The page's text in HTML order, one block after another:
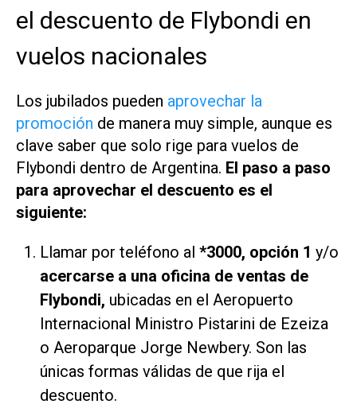
el descuento de Flybondi en
vuelos nacionales
Los jubilados pueden aprovechar la
promoción de manera muy simple, aunque es
clave saber que solo rige para vuelos de
Flybondi dentro de Argentina. El paso a paso
para aprovechar el descuento es el
siguiente:
Llamar por teléfono al *3000, opción 1 y/o
acercarse a una oficina de ventas de
Flybondi, ubicadas en el Aeropuerto
Internacional Ministro Pistarini de Ezeiza
o Aeroparque Jorge Newbery. Son las
únicas formas válidas de que rija el
descuento.